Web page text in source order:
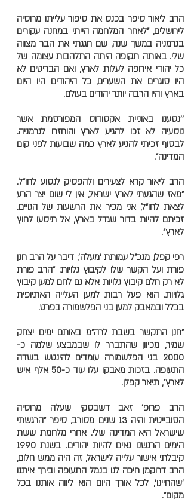
הרב ליאור סיפר בכנס את סיפור עלייתו מרוסיה
לירושלים, "לאחר המלחמה הייתי במחנה עקורים
בגרמניה במשך שנה, שם חגגתי את הבר מצווה
שלי. באותה תקופה היתה התלהבות עצומה של
כל יהודי אירופה לעלות לארץ, ואם הבריטים לא
היו סוגרים את השערים, כל היהודים היו היום
בארץ והיו הרבה יותר יהודים בעולם.
''נסענו באוניית אקסודוס המפורסמת אשר
נוסעיה לא זכו להגיע לארץ והוחזרו לגרמניה.
לבסוף זכיתי להגיע לארץ כמה שבועות לפני קום
המדינה".
הרב ליאור קרא לצעירים ולהפסיק לנסוע לחו"ל.
"מאז שהגעתי לארץ ישראל, אין לי שום יצר הרע
לצאת לחו"ל, אני מכיר את הרשעות של הגויים.
זכיתם להיות בדור שגדל בארץ, אל תיסעו לחוץ
לארץ".
רפי קפלן, מנכ"ל עמותת 'מעלה', דיבר על הרב חנן
פורת ועל הקשר שלו לקיבוץ גלויות: "הרב פורת
לא רק חלם קיבוץ גלויות אלא גם לחם למען קיבוץ
גלויות. הוא פעל רבות למען העלייה האתיופית
בכלל ובמאבק למען בני הפלשמורה בפרט.
"חנן התקשר בשבת לרה"מ באותם ימים יצחק
שמיר, מכיוון שהתברר לו שבמבצע שלמה כ-
2000 בני הפלשמורה עומדים להינטש בשדה
התעופה. בזכות מאבקו עלו עוד כ-50 אלף איש
לארץ", תיאר קפלן.
הרב פרופ' זאב דשבסקי שעלה מרוסיה
הסובייטית והיה 13 שנים מסורב, סיפר "הרגשתי
שישראל היא המדינה שלי. אחרי מלחמת ששת
הימים הרגשנו גאים להיות יהודים. בשנת 1990
קיבלתי אישור עלייה לישראל, זה היה ממש חלום,
הרב דרוקמן חיכה לנו בנמל התעופה ובירך איתנו
'שהחיינו', לכל אורך היום הוא ליווה אותנו בכל
מקום".